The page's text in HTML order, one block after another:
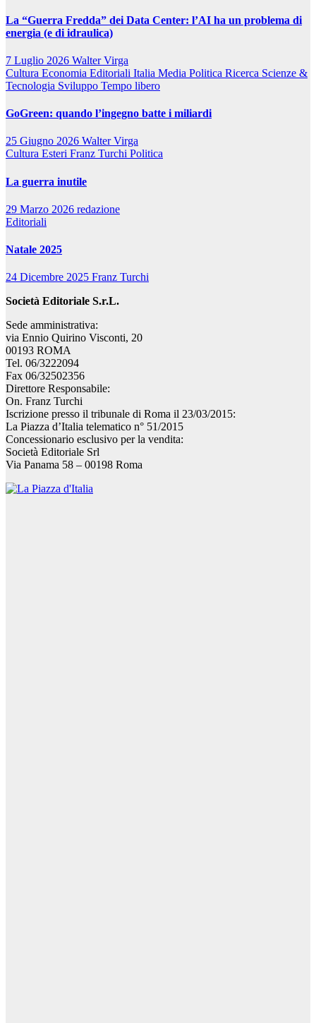
La “Guerra Fredda” dei Data Center: l’AI ha un problema di
energia (e di idraulica)
7 Luglio 2026 Walter Virga
Cultura Economia Editoriali Italia Media Politica Ricerca Scienze &
Tecnologia Sviluppo Tempo libero
GoGreen: quando l’ingegno batte i miliardi
25 Giugno 2026 Walter Virga
Cultura Esteri Franz Turchi Politica
La guerra inutile
29 Marzo 2026 redazione
Editoriali
Natale 2025
24 Dicembre 2025 Franz Turchi
Società Editoriale S.r.L.
Sede amministrativa:
via Ennio Quirino Visconti, 20
00193 ROMA
Tel. 06/3222094
Fax 06/32502356
Direttore Responsabile:
On. Franz Turchi
Iscrizione presso il tribunale di Roma il 23/03/2015:
La Piazza d’Italia telematico n° 51/2015
Concessionario esclusivo per la vendita:
Società Editoriale Srl
Via Panama 58 – 00198 Roma